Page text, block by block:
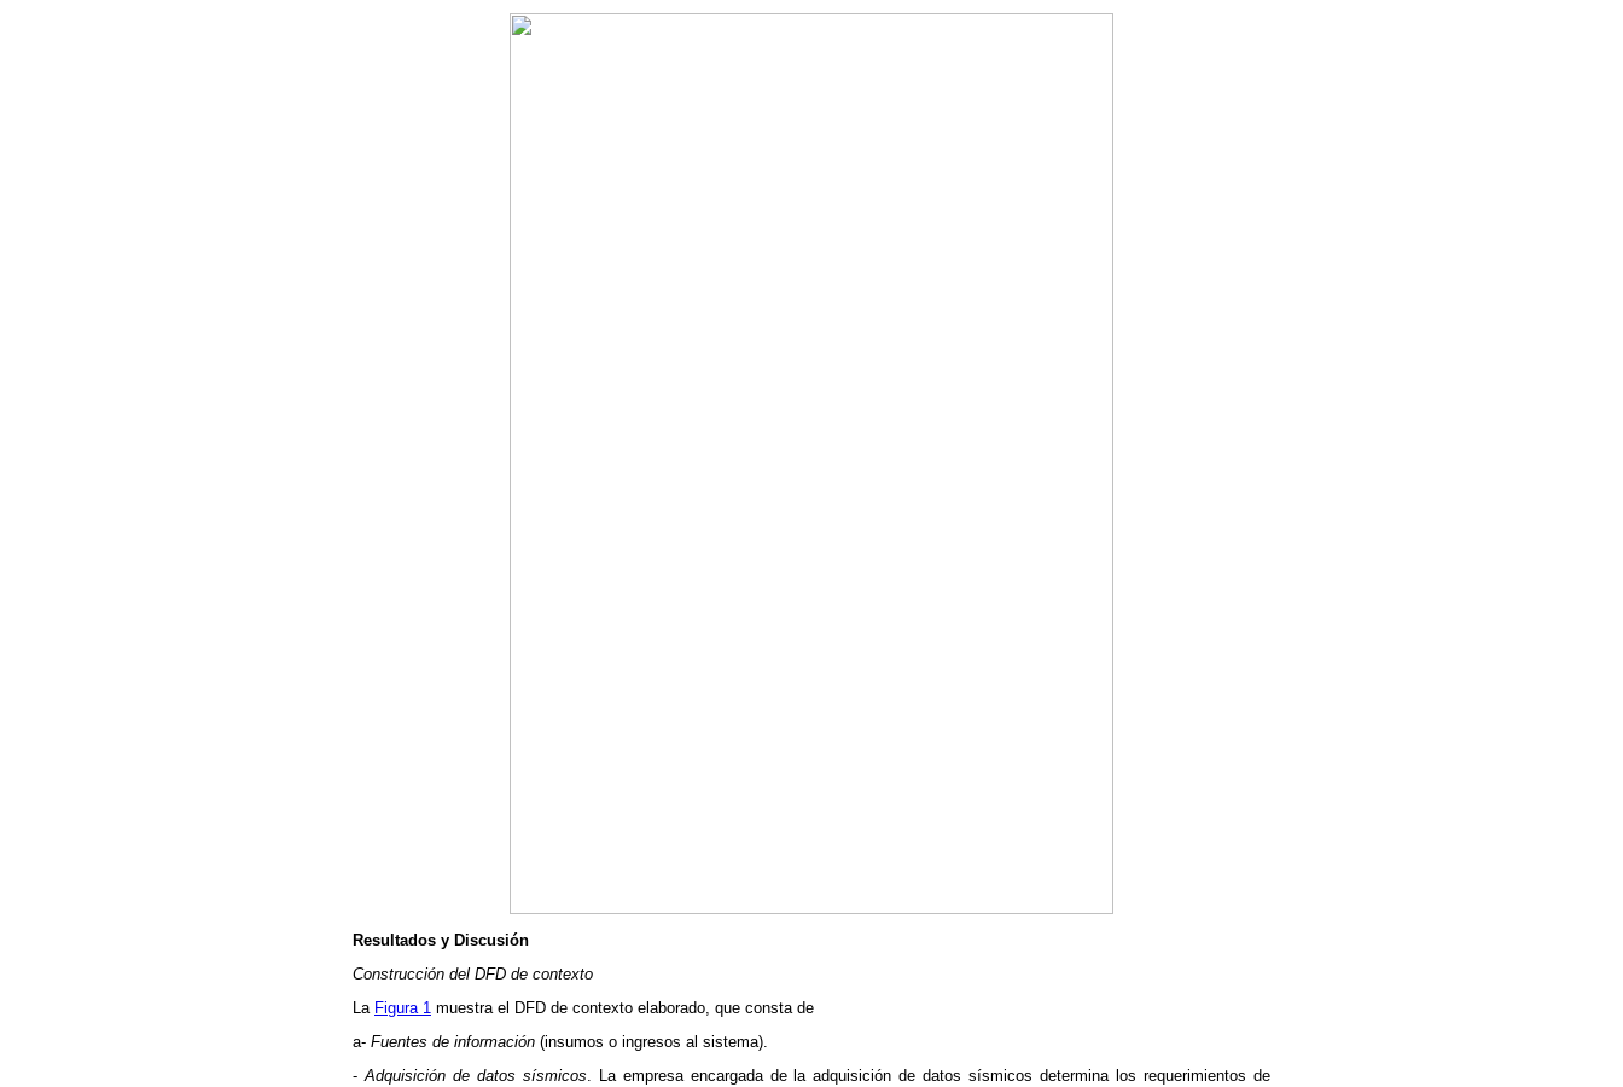
Resultados y Discusión
Construcción del DFD de contexto
La Figura 1 muestra el DFD de contexto elaborado, que consta de
a- Fuentes de información (insumos o ingresos al sistema).
-Adquisición de datos sísmicos. La empresa encargada de la adquisición de datos sísmicos determina los requerimientos de